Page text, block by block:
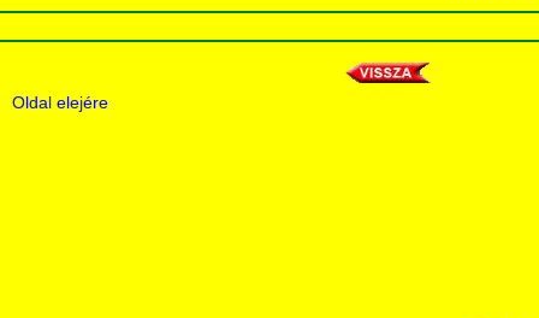
Oldal elejére